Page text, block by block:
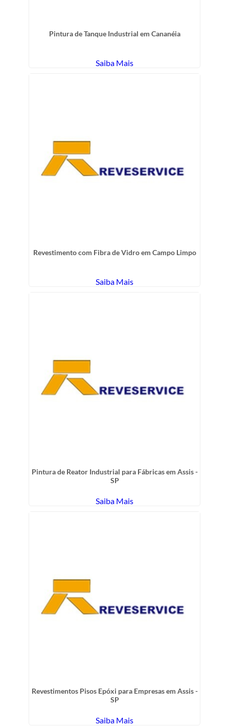
Pintura de Tanque Industrial em Cananéia
Saiba Mais
Revestimento com Fibra de Vidro em Campo Limpo
Saiba Mais
Pintura de Reator Industrial para Fábricas em Assis -
SP
Saiba Mais
Revestimentos Pisos Epóxi para Empresas em Assis -
SP
Saiba Mais